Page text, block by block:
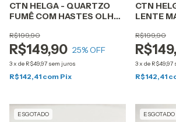
CTN HELGA - QUARTZO
FUMÊ COM HASTES OLHO
DEGRADÊ
R$149,90
R$199,90
25% OFF
3x de R$49,97 sem juros
R$142,41 com Pix
CTN
LENTE
R$199,90
3x de R$49,97
R$142,41
ESGOTADO ESGOTADO